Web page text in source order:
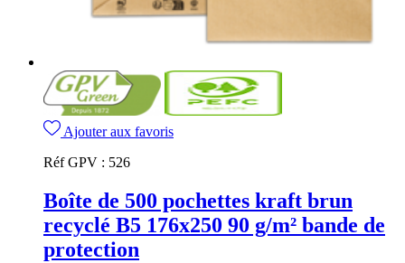
Ajouter aux favoris
Réf GPV : 526
Boîte de 500 pochettes kraft brun
recyclé B5 176x250 90 g/m² bande de
protection